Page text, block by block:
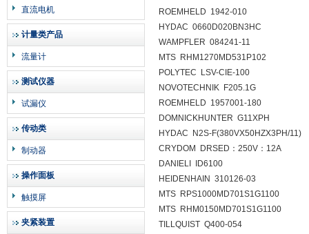
直流电机
计量类产品
流量计
测试仪器
试漏仪
传动类
制动器
操作面板
触摸屏
夹紧装置
ROEMHELD 1942-010
HYDAC 0660D020BN3HC
WAMPFLER 084241-11
MTS RHM1270MD531P102
POLYTEC LSV-CIE-100
NOVOTECHNIK F205.1G
ROEMHELD 1957001-180
DOMNICKHUNTER G11XPH
HYDAC N2S-F(380VX50HZX3PH/11)
CRYDOM DRSED：250V：12A
DANIELI ID6100
HEIDENHAIN 310126-03
MTS RPS1000MD701S1G1100
MTS RHM0150MD701S1G1100
TILLQUIST Q400-054